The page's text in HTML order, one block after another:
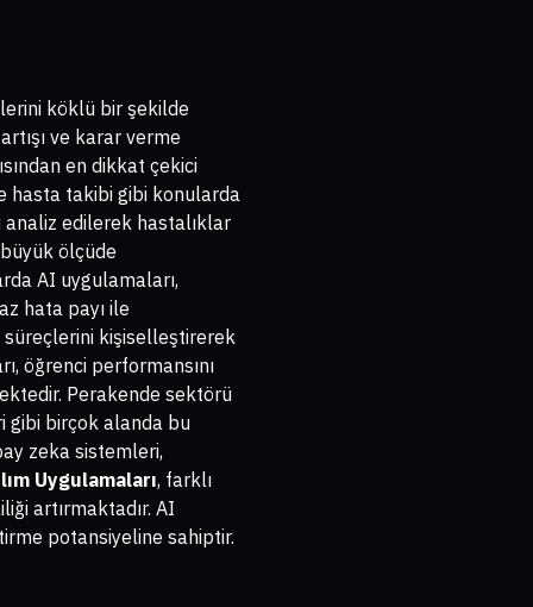
köklü bir şekilde
ve karar verme
en dikkat çekici
hasta takibi gibi konularda
edilerek hastalıklar
ölçüde
AI uygulamaları,
hata payı ile
süreçlerini kişiselleştirerek
öğrenci performansını
Perakende sektörü
gibi birçok alanda bu
zeka sistemleri,
Uygulamaları, farklı
artırmaktadır. AI
potansiyeline sahiptir.